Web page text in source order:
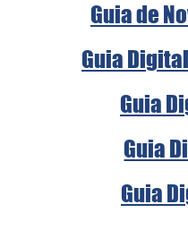
Guia de
Guia
Guia
Guia
Guia